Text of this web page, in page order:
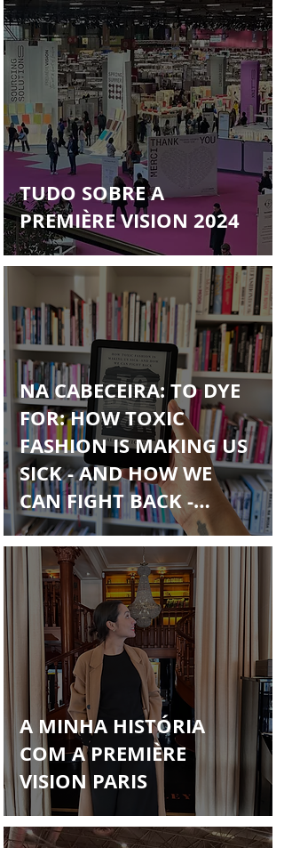
TUDO SOBRE A
PREMIÈRE VISION 2024
NA CABECEIRA: TO DYE
FOR: HOW TOXIC
FASHION IS MAKING US
SICK - AND HOW WE
CAN FIGHT BACK -
ALDEN WICKER
A MINHA HISTÓRIA
COM A PREMIÈRE
VISION PARIS